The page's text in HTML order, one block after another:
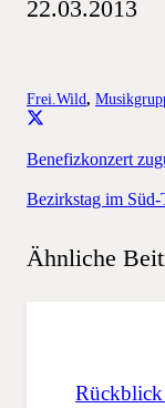
22.03.2013
Frei.Wild,
Benefizkonzert
Bezirkstag im
Ähnliche
Rückblick